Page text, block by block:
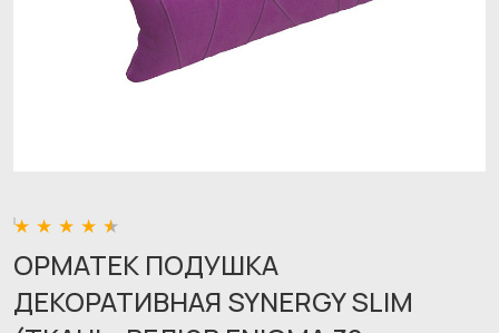
ОРМАТЕК ПОДУШКА
ДЕКОРАТИВНАЯ SYNERGY SLIM
Обращение принято